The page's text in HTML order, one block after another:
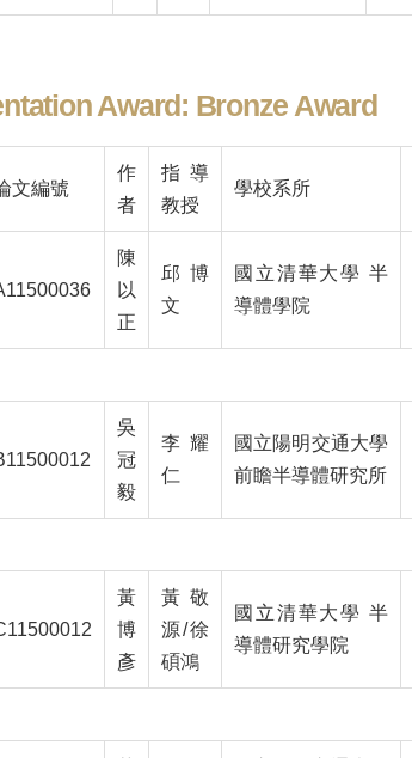
Award: Bronze Award
文編號
作
者
指導
教授
學校系所
陳
以
正
邱博
文
國立清華大學 半
導體學院
吳
冠
毅
李耀
仁
國立陽明交通大學
前瞻半導體研究所
黃
博
彥
黃敬
源/徐
碩鴻
國立清華大學 半
導體研究學院